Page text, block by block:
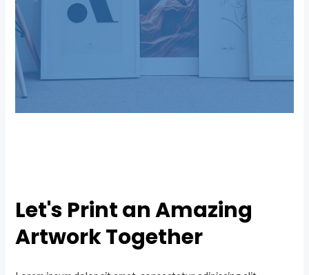
Let's Print an Amazing
Artwork Together